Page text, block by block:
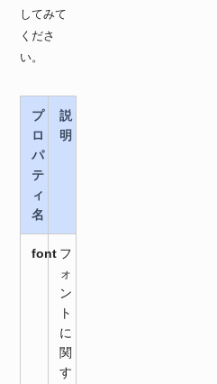
してみて
くださ
い。
プ
ロ
パ
テ
ィ
名
説
明
font フ
ォ
ン
ト
に
関
す